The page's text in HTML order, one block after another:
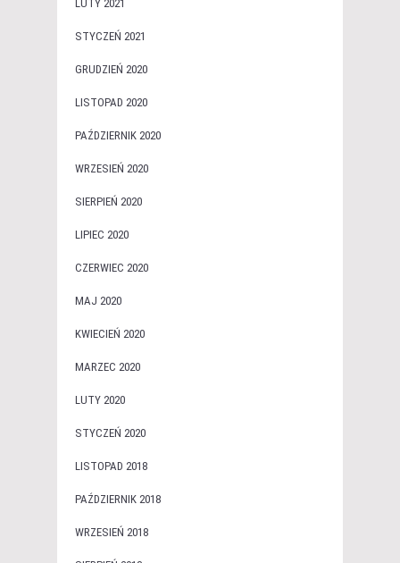
LUTY 2021
STYCZEŃ 2021
GRUDZIEŃ 2020
LISTOPAD 2020
PAŹDZIERNIK 2020
WRZESIEŃ 2020
SIERPIEŃ 2020
LIPIEC 2020
CZERWIEC 2020
MAJ 2020
KWIECIEŃ 2020
MARZEC 2020
LUTY 2020
STYCZEŃ 2020
LISTOPAD 2018
PAŹDZIERNIK 2018
WRZESIEŃ 2018